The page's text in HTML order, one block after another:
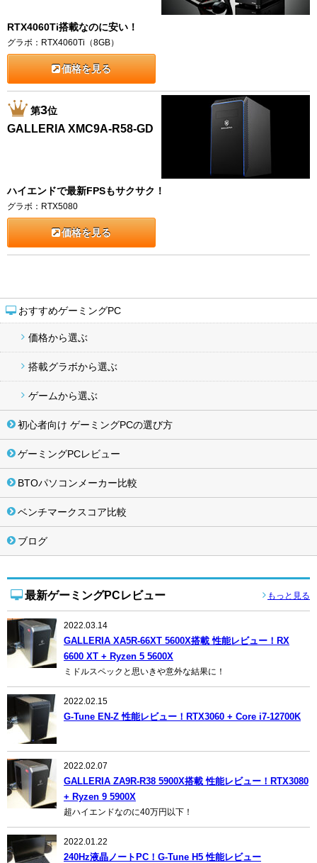
おすすめゲーミングPC
価格から選ぶ
搭載グラボから選ぶ
ゲームから選ぶ
初心者向け ゲーミングPCの選び方
ゲーミングPCレビュー
BTOパソコンメーカー比較
ベンチマークスコア比較
ブログ
最新ゲーミングPCレビュー もっと見る
2022.03.14
GALLERIA XA5R-66XT 5600X搭載 性能レビュー！RX
6600 XT + Ryzen 5 5600X
ミドルスペックと思いきや意外な結果に！
2022.02.15
G-Tune EN-Z 性能レビュー！RTX3060 + Core i7-12700K
2022.02.07
GALLERIA ZA9R-R38 5900X搭載 性能レビュー！RTX3080
+ Ryzen 9 5900X
超ハイエンドなのに40万円以下！
2022.01.22
240Hz液晶ノートPC！G-Tune H5 性能レビュー
RTX4060Ti搭載なのに安い！
グラボ：RTX4060Ti（8GB）
価格を見る
第3位
GALLERIA XMC9A-R58-GD
ハイエンドで最新FPSもサクサク！
グラボ：RTX5080
価格を見る